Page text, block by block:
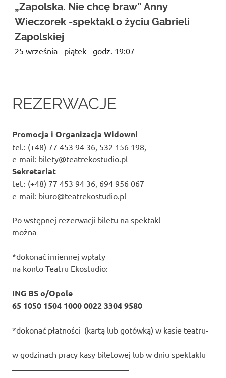
„Zapolska. Nie chcę braw” Anny
Wieczorek -spektakl o życiu Gabrieli
Zapolskiej
25 września - piątek - godz. 19:07
REZERWACJE
Promocja i Organizacja Widowni
tel.: (+48) 77 453 94 36, 532 156 198,
e-mail: bilety@teatrekostudio.pl
Sekretariat
tel.: (+48) 77 453 94 36, 694 956 067
e-mail: biuro@teatrekostudio.pl
Po wstępnej rezerwacji biletu na spektakl
można
*dokonać imiennej wpłaty
na konto Teatru Ekostudio:
ING BS o/Opole
65 1050 1504 1000 0022 3304 9580
*dokonać płatności (kartą lub gotówką) w kasie teatru-
w godzinach pracy kasy biletowej lub w dniu spektaklu